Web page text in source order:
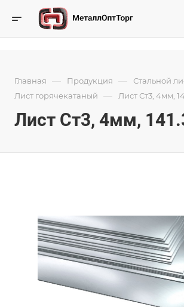
Главная — Продукция — Стальной
Лист горячекатаный — Лист Ст3, 4мм,
Лист Ст3, 4мм,